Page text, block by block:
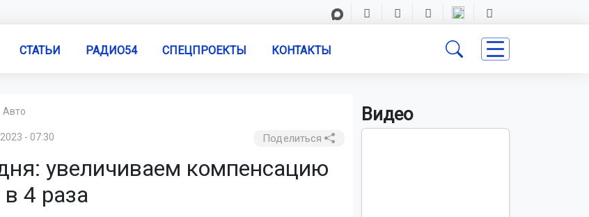
СТАТЬИ РАДИО54 СПЕЦПРОЕКТЫ КОНТАКТЫ
Авто
- 07:30 Поделиться
увеличиваем компенсацию
4 раза
Видео